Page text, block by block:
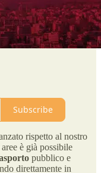
Subscribe
rispetto al nostro
è già possibile
pubblico e
direttamente in